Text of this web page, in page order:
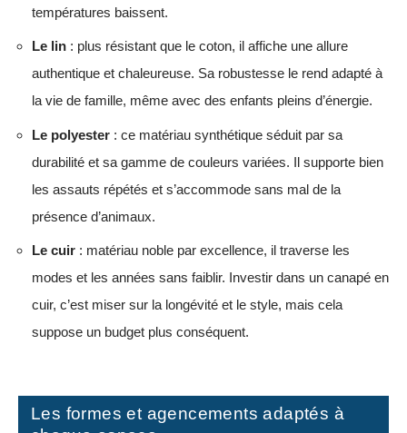
températures baissent.
Le lin : plus résistant que le coton, il affiche une allure
authentique et chaleureuse. Sa robustesse le rend adapté à
la vie de famille, même avec des enfants pleins d’énergie.
Le polyester : ce matériau synthétique séduit par sa
durabilité et sa gamme de couleurs variées. Il supporte bien
les assauts répétés et s’accommode sans mal de la
présence d’animaux.
Le cuir : matériau noble par excellence, il traverse les
modes et les années sans faiblir. Investir dans un canapé en
cuir, c’est miser sur la longévité et le style, mais cela
suppose un budget plus conséquent.
Les formes et agencements adaptés à